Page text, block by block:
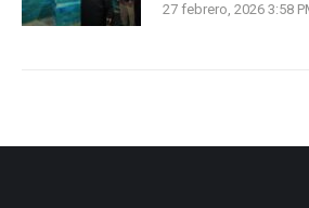
27 febrero, 2026 3:58